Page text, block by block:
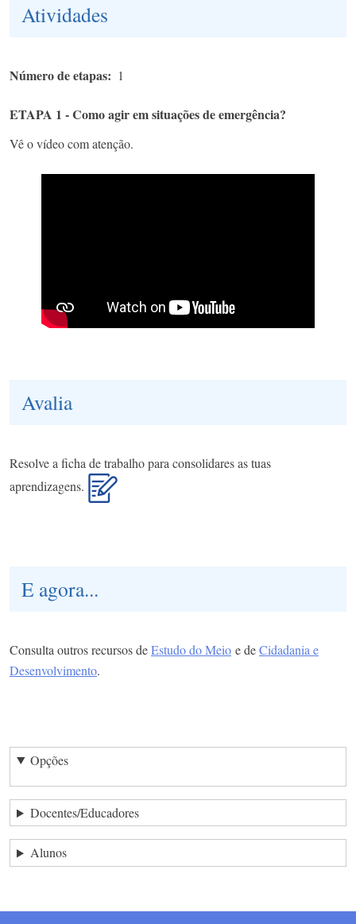
Atividades
Número de etapas 1
ETAPA 1 - Como agir em situações de emergência?
Vê o vídeo com atenção.
Avalia
Resolve a ficha de trabalho para consolidares as tuas
aprendizagens.
E agora...
Consulta outros recursos deEstudo do Meio e deCidadania e
Desenvolvimento.
Opções
Docentes/Educadores
Alunos